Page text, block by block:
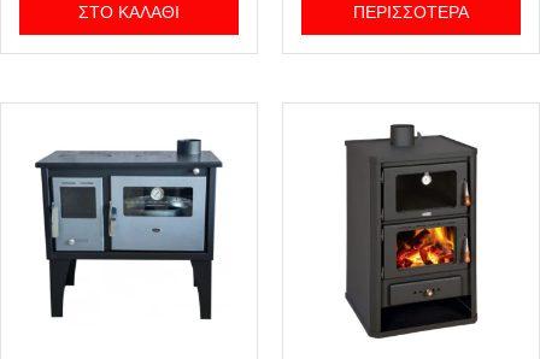
ΣΤΟ ΚΑΛΆΘΙ
ΠΕΡΙΣΣΌΤΕΡΑ